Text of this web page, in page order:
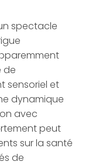
spectacle
de
sensoriel et
dynamique
avec
peut
sur la santé
de